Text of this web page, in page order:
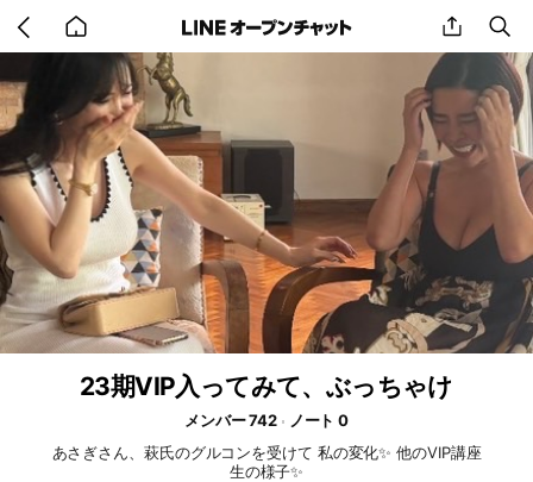
back
to
home
share
23期VIP入ってみて、ぶっちゃけ
メンバー 742
ノート 0
あさぎさん、萩氏のグルコンを受けて 私の変化✨ 他のVIP講座
生の様子✨